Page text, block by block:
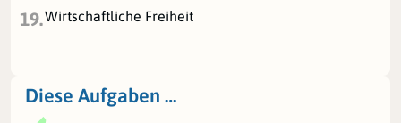
19.Wirtschaftliche Freiheit
Diese Aufgaben …